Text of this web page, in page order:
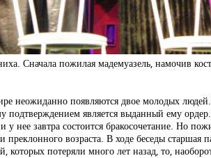
Сначала пожилая мадемуазель, намочив
неожиданно появляются двое молодых
подтверждением является выданный ему
у нее завтра состоится бракосочетание. Но
преклонного возраста. В ходе беседы
которых потеряли много лет назад, то,